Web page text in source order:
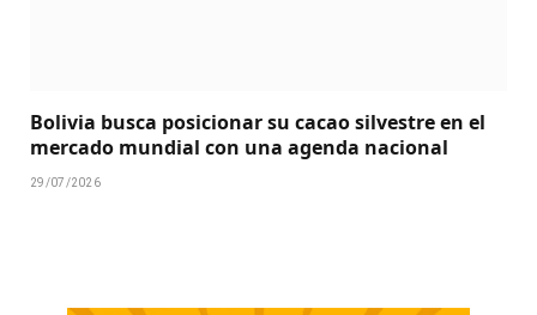
Bolivia busca posicionar su cacao silvestre en el
mercado mundial con una agenda nacional
29/07/2026